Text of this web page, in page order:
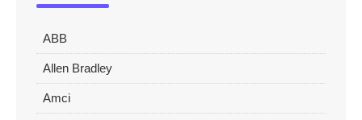
ABB
Allen Bradley
Amci